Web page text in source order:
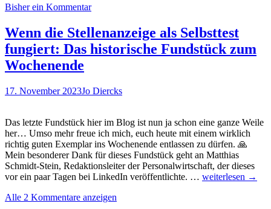
Wochenstart:
gesucht
(m/w/d)
Bisher ein Kommentar
Wenn die Stellenanzeige als Selbsttest
fungiert: Das historische Fundstück zum
Wochenende
17. November 2023Jo Diercks
Das letzte Fundstück hier im Blog ist nun ja schon eine ganze Weile
her… Umso mehr freue ich mich, euch heute mit einem wirklich
richtig guten Exemplar ins Wochenende entlassen zu dürfen. 🙏
Mein besonderer Dank für dieses Fundstück geht an Matthias
Schmidt-Stein, Redaktionsleiter der Personalwirtschaft, der dieses
vor ein paar Tagen bei LinkedIn veröffentlichte. … Wenn
weiterlesen →
Alle 2 Kommentare anzeigen